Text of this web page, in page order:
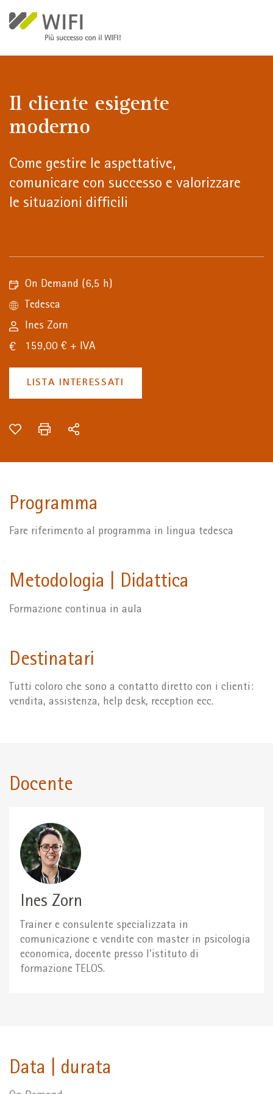
Il cliente esigente
moderno
Come gestire le aspettative,
comunicare con successo e valorizzare
le situazioni difficili
On Demand (6,5 h)
Tedesca
Ines Zorn
159,00 € + IVA
LISTA INTERESSATI
Programma
Fare riferimento al programma in lingua tedesca
Metodologia | Didattica
Formazione continua in aula
Destinatari
Tutti coloro che sono a contatto diretto con i clienti:
vendita, assistenza, help desk, reception ecc.
Docente
Ines Zorn
Trainer e consulente specializzata in
comunicazione e vendite con master in psicologia
economica, docente presso l'istituto di
formazione TELOS.
Data | durata